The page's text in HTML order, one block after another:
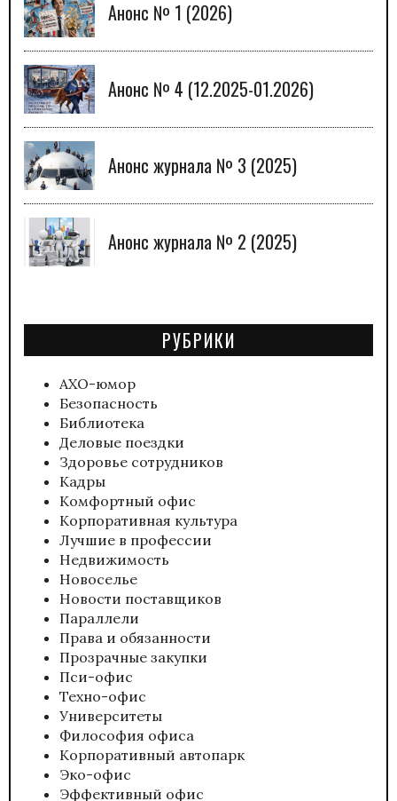
Анонс № 1 (2026)
Анонс № 4 (12.2025-01.2026)
Анонс журнала № 3 (2025)
Анонс журнала № 2 (2025)
РУБРИКИ
АХО-юмор
Безопасность
Библиотека
Деловые поездки
Здоровье сотрудников
Кадры
Комфортный офис
Корпоративная культура
Лучшие в профессии
Недвижимость
Новоселье
Новости поставщиков
Параллели
Права и обязанности
Прозрачные закупки
Пси-офис
Техно-офис
Университеты
Философия офиса
Корпоративный автопарк
Эко-офис
Эффективный офис